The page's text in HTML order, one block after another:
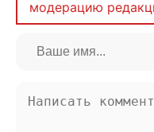
модерацию